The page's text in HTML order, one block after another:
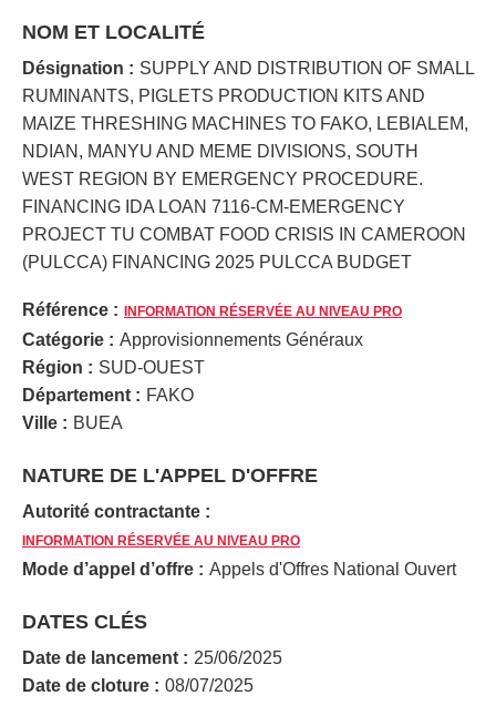
NOM ET LOCALITÉ
Désignation : SUPPLY AND DISTRIBUTION OF SMALL
RUMINANTS, PIGLETS PRODUCTION KITS AND
MAIZE THRESHING MACHINES TO FAKO, LEBIALEM,
NDIAN, MANYU AND MEME DIVISIONS, SOUTH
WEST REGION BY EMERGENCY PROCEDURE.
FINANCING IDA LOAN 7116-CM-EMERGENCY
PROJECT TU COMBAT FOOD CRISIS IN CAMEROON
(PULCCA) FINANCING 2025 PULCCA BUDGET
Référence : INFORMATION RÉSERVÉE AU NIVEAU PRO
Catégorie : Approvisionnements Généraux
Région : SUD-OUEST
Département : FAKO
Ville : BUEA
NATURE DE L'APPEL D'OFFRE
Autorité contractante :
INFORMATION RÉSERVÉE AU NIVEAU PRO
Mode d’appel d’offre : Appels d'Offres National Ouvert
DATES CLÉS
Date de lancement : 25/06/2025
Date de cloture : 08/07/2025